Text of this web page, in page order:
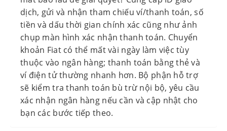
dịch, gửi và nhận tham chiếu ví/thanh toán, số
tiền và dấu thời gian chính xác cũng như ảnh
chụp màn hình xác nhận thanh toán. Chuyển
khoản Fiat có thể mất vài ngày làm việc tùy
thuộc vào ngân hàng; thanh toán bằng thẻ và
ví điện tử thường nhanh hơn. Bộ phận hỗ trợ
sẽ kiểm tra thanh toán bù trừ nội bộ, yêu cầu
xác nhận ngân hàng nếu cần và cập nhật cho
bạn các bước tiếp theo.